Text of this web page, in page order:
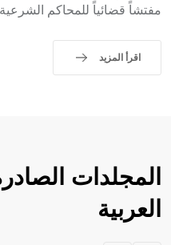
مفتشاً قضائياً للمحاكم
اقرأ المزيد
المجلدات
العربية